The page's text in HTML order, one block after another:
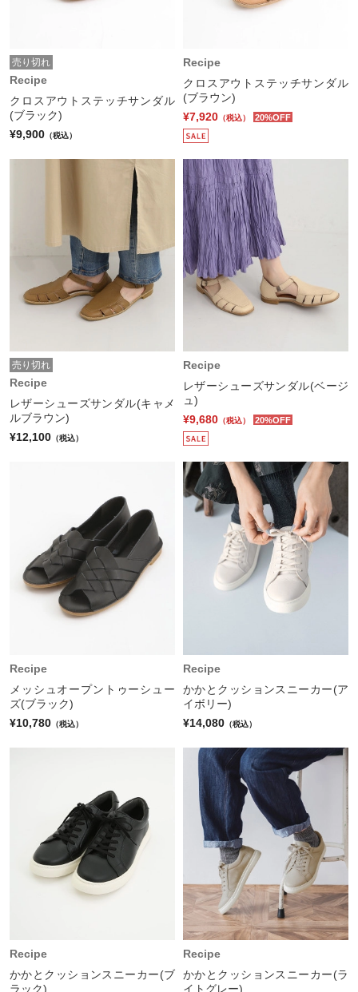
売り切れ
Recipe
クロスアウトステッチサンダル
(ブラック)
¥9,900 （税込）
Recipe
クロスアウトステッチサンダル
(ブラウン)
¥7,920 （税込） 20%OFF
売り切れ
Recipe
レザーシューズサンダル(キャメ
ルブラウン)
¥12,100 （税込）
Recipe
レザーシューズサンダル(ベージ
ュ)
¥9,680 （税込） 20%OFF
Recipe
メッシュオープントゥーシュー
ズ(ブラック)
¥10,780 （税込）
Recipe
かかとクッションスニーカー(ア
イボリー)
¥14,080 （税込）
Recipe
かかとクッションスニーカー(ブ
ラック)
Recipe
かかとクッションスニーカー(ラ
イトグレー)